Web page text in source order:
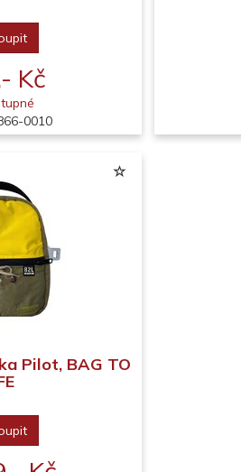
Kč
0010
Pilot, BAG TO